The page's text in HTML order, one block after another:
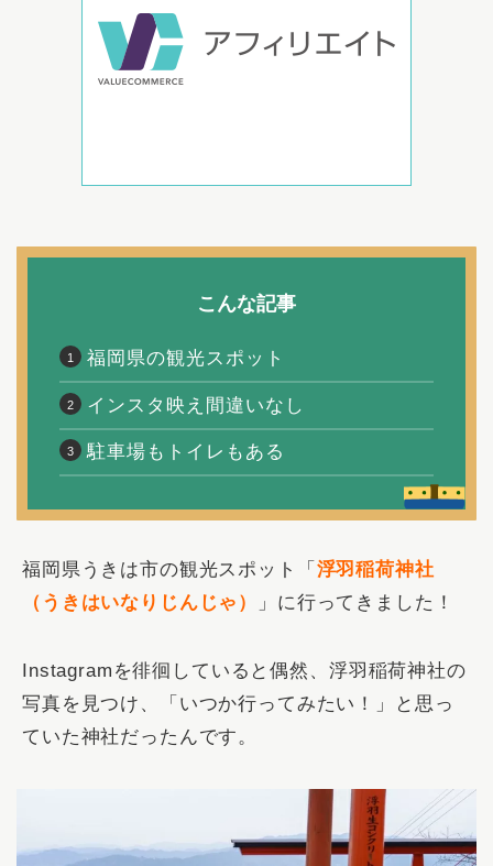
こんな記事
福岡県の観光スポット
インスタ映え間違いなし
駐車場もトイレもある
福岡県うきは市の観光スポット「 浮羽稲荷神社
（うきはいなりじんじゃ）
」に行ってきました！
Instagramを徘徊していると偶然、浮羽稲荷神社の
写真を見つけ、「いつか行ってみたい！」と思っ
ていた神社だったんです。